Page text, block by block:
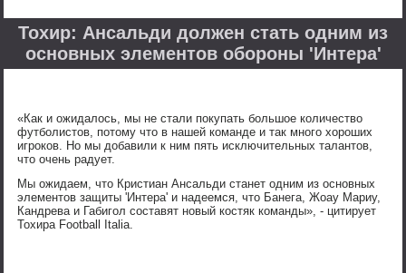
Тохир: Ансальди должен стать одним из
основных элементов обороны 'Интера'
«Как и ожидалось, мы не стали покупать большое количество
футболистов, потому что в нашей команде и так много хороших
игроков. Но мы добавили к ним пять исключительных талантов,
что очень радует.
Мы ожидаем, что Кристиан Ансальди станет одним из основных
элементов защиты 'Интера' и надеемся, что Банега, Жоау Мариу,
Кандрева и Габигол составят новый костяк команды», - цитирует
Тохира Football Italia.